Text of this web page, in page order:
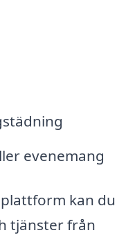
evenemang
kan du
tjänster från